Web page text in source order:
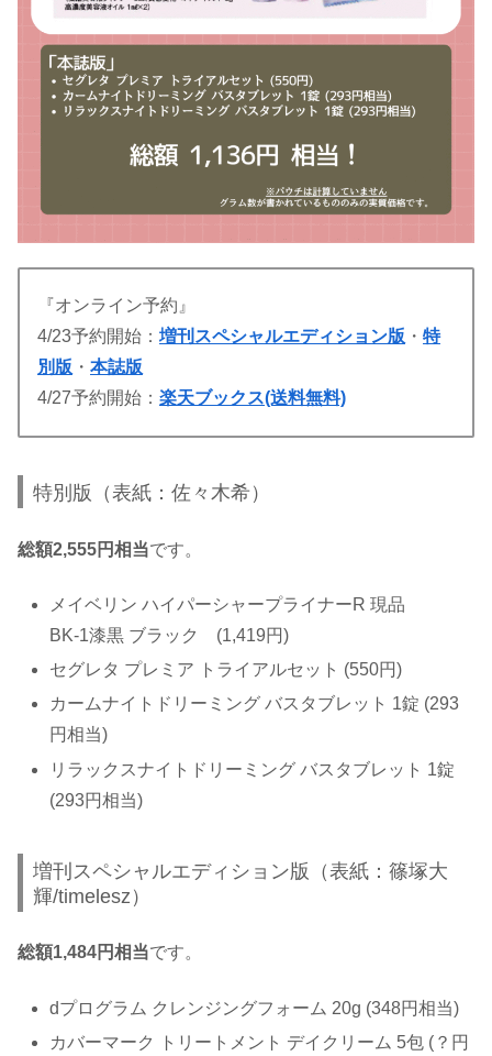
『オンライン予約』
4/23予約開始： 増刊スペシャルエディション版 ・ 特
別版 ・ 本誌版
4/27予約開始： 楽天ブックス(送料無料)
特別版（表紙：佐々木希）
総額2,555円相当です。
メイベリン ハイパーシャープライナーR 現品
BK-1漆黒 ブラック (1,419円)
セグレタ プレミア トライアルセット (550円)
カームナイトドリーミング バスタブレット 1錠 (293
円相当)
リラックスナイトドリーミング バスタブレット 1錠
(293円相当)
増刊スペシャルエディション版（表紙：篠塚大
輝/timelesz）
総額1,484円相当です。
dプログラム クレンジングフォーム 20g (348円相当)
カバーマーク トリートメント デイクリーム 5包 (？円